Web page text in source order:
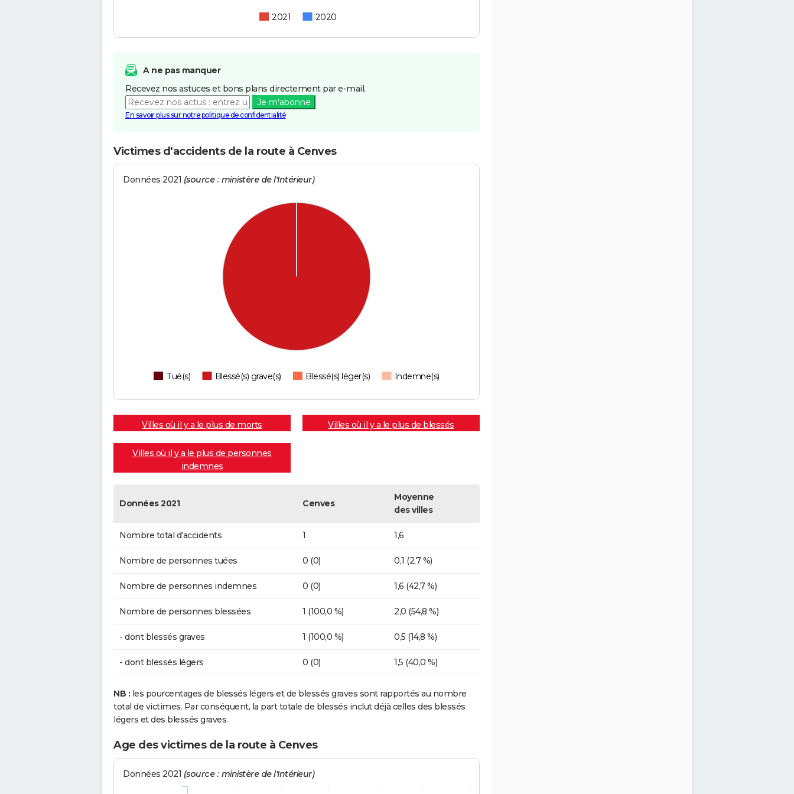
2021 2020
A ne pas manquer
Recevez nos astuces et bons plans directement par e-mail.
Je m'abonne
En savoir plus sur notre politique de confidentialité
Victimes d'accidents de la route à Cenves
Données 2021 (source : ministère de l'Intérieur)
Tué(s) Blessé(s) grave(s) Blessé(s) léger(s) Indemne(s)
Villes où il y a le plus de morts Villes où il y a le plus de blessés
Villes où il y a le plus de personnes
indemnes
Données 2021 Cenves
Moyenne
des villes
Nombre total d'accidents 1 1,6
Nombre de personnes tuées 0 (0) 0,1 (2,7 %)
Nombre de personnes indemnes 0 (0) 1,6 (42,7 %)
Nombre de personnes blessées 1 (100,0 %) 2,0 (54,8 %)
- dont blessés graves 1 (100,0 %) 0,5 (14,8 %)
- dont blessés légers 0 (0) 1,5 (40,0 %)
NB : les pourcentages de blessés légers et de blessés graves sont rapportés au nombre
total de victimes. Par conséquent, la part totale de blessés inclut déjà celles des blessés
légers et des blessés graves.
Age des victimes de la route à Cenves
Données 2021 (source : ministère de l'Intérieur)